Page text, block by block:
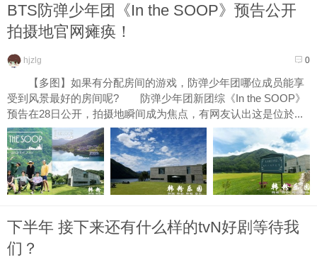
BTS防弹少年团《In the SOOP》预告公开
拍摄地官网瘫痪！
0
hjzlg
【多图】如果有分配房间的游戏，防弹少年团哪位成员能享
受到风景最好的房间呢? 防弹少年团新团综《In the SOOP》
预告在28日公开，拍摄地瞬间成为焦点，有网友认出这是位於...
下半年 接下来还有什么样的tvN好剧等待我
们？